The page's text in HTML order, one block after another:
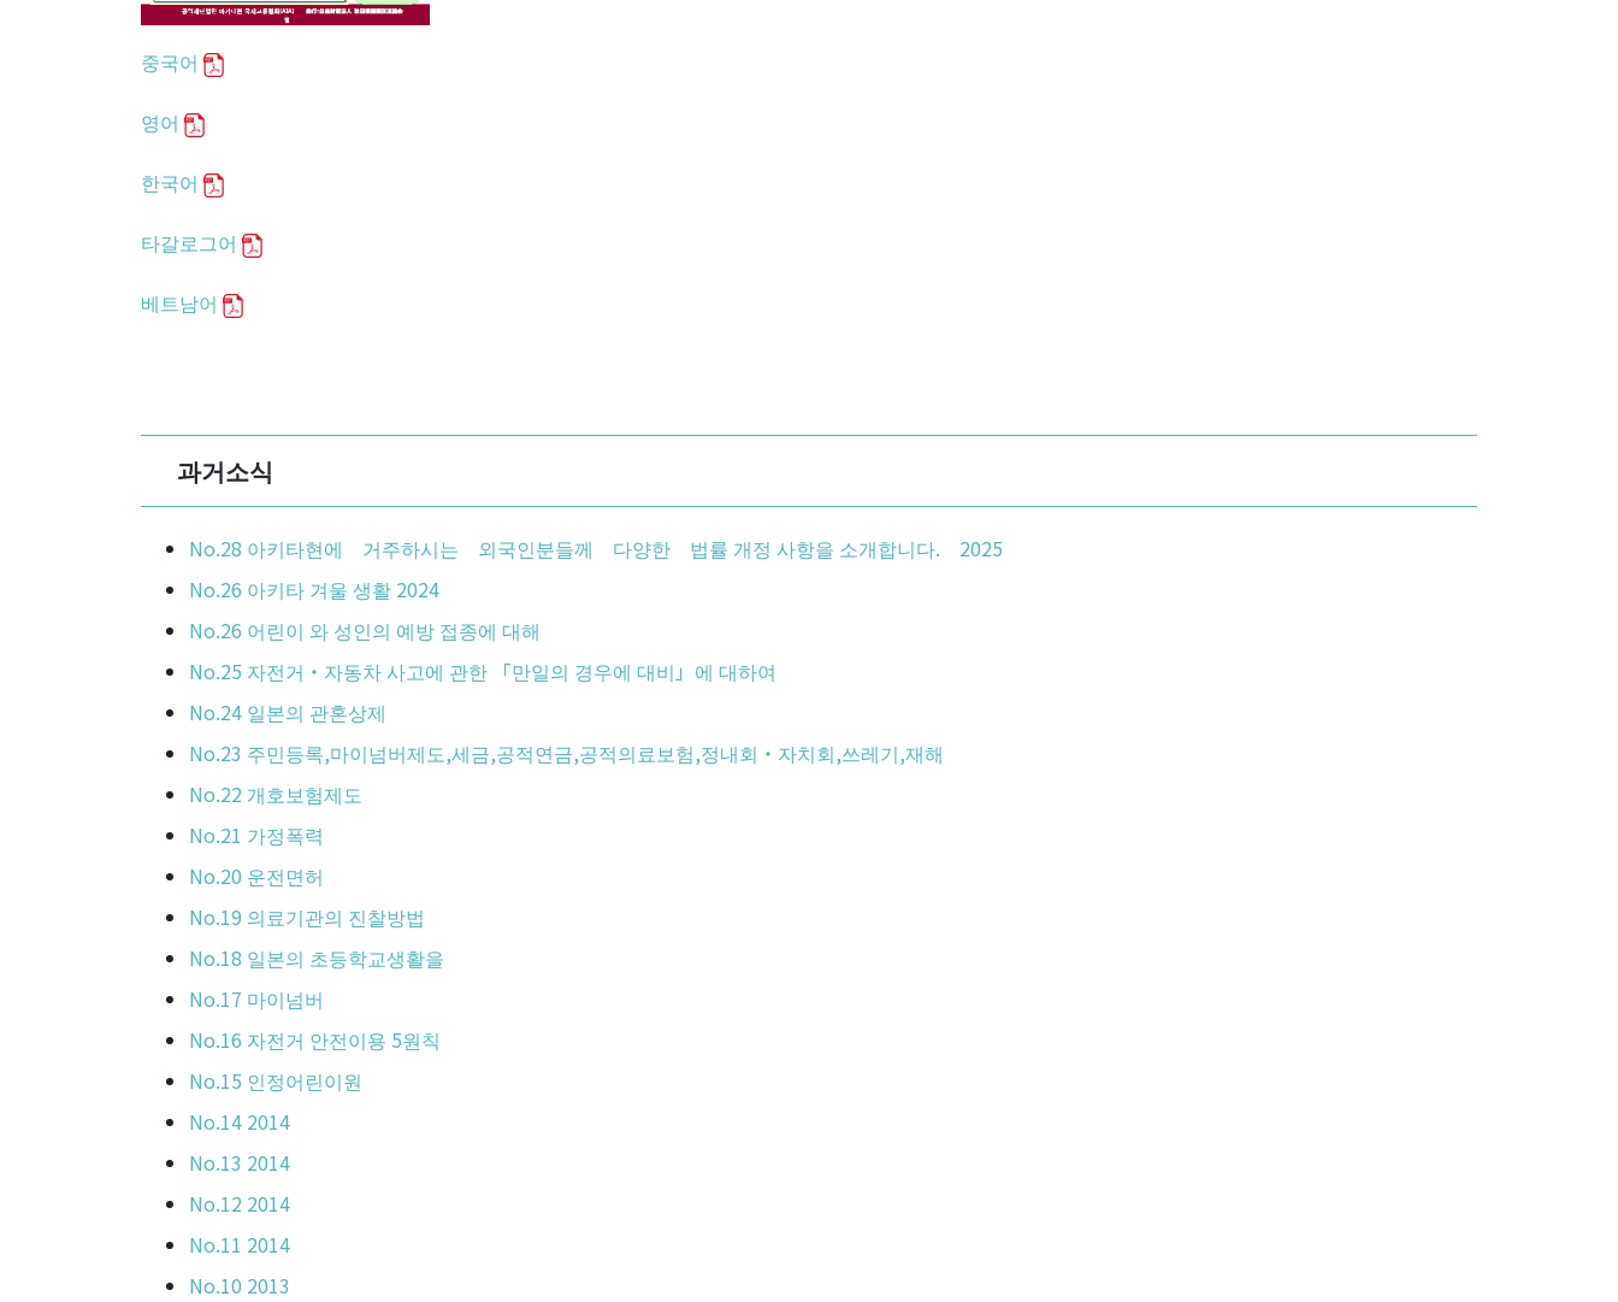
중국어
영어
한국어
타갈로그어
베트남어
과거소식
No.28 아키타현에 거주하시는 외국인분들께 다양한 법률 개정 사항을 소개합니다. 2025
No.26 아키타 겨울 생활 2024
No.26 어린이 와 성인의 예방 접종에 대해
No.25 자전거・자동차 사고에 관한 「만일의 경우에 대비」에 대하여
No.24 일본의 관혼상제
No.23 주민등록,마이넘버제도,세금,공적연금,공적의료보험,정내회・자치회,쓰레기,재해
No.22 개호보험제도
No.21 가정폭력
No.20 운전면허
No.19 의료기관의 진찰방법
No.18 일본의 초등학교생활을
No.17 마이넘버
No.16 자전거 안전이용 5원칙
No.15 인정어린이원
No.14 2014
No.13 2014
No.12 2014
No.11 2014
No.10 2013